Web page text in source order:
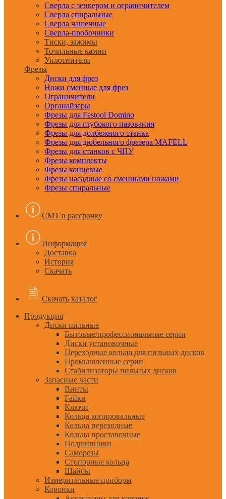
Сверла с зенкером и ограничителем
Сверла спиральные
Сверла чашечные
Сверла-пробочники
Тиски, зажимы
Точильные камни
Уплотнители
Фрезы
Диски для фрез
Ножи сменные для фрез
Ограничители
Органайзеры
Фрезы для Festool Domino
Фрезы для глубокого пазования
Фрезы для долбежного станка
Фрезы для дюбельного фрезера MAFELL
Фрезы для станков с ЧПУ
Фрезы комплекты
Фрезы концевые
Фрезы насадные со сменными ножами
Фрезы спиральные
CMT в рассрочку
Информация
Доставка
История
Скачать
Скачать каталог
Продукция
Диски пильные
Бытовые/профессиональные серии
Диски установочные
Переходные кольца для пильных дисков
Промышленные серии
Стабилизаторы пильных дисков
Запасные части
Винты
Гайки
Ключи
Кольца копировальные
Кольца переходные
Кольца проставочные
Подшипники
Саморезы
Стопорные кольца
Шайбы
Измерительные приборы
Коронки